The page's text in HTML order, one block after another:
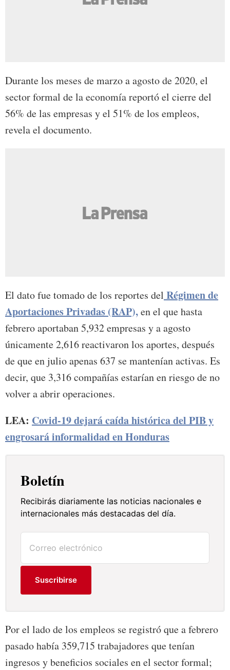
Durante los meses de marzo a agosto de 2020, el
sector formal de la economía reportó el cierre del
56% de las empresas y el 51% de los empleos,
revela el documento.
El dato fue tomado de los reportes del Régimen de
Aportaciones Privadas (RAP),en el que hasta
febrero aportaban 5,932 empresas y a agosto
únicamente 2,616 reactivaron los aportes, después
de que en julio apenas 637 se mantenían activas. Es
decir, que 3,316 compañías estarían en riesgo de no
volver a abrir operaciones.
LEA: Covid-19 dejará caída histórica del PIB y
engrosará informalidad en Honduras
Boletín
Recibirás diariamente las noticias nacionales e
internacionales más destacadas del día.
Suscribirse
Por el lado de los empleos se registró que a febrero
pasado había 359,715 trabajadores que tenían
ingresos y beneficios sociales en el sector formal;